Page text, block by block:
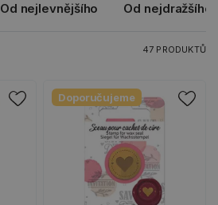
Od nejlevnějšího Od nejdražšího
47 PRODUKTŮ
Doporučujeme